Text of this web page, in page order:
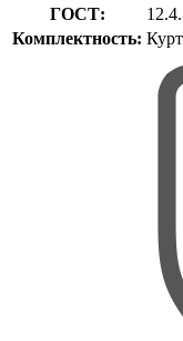
ГОСТ:
Комплектность: